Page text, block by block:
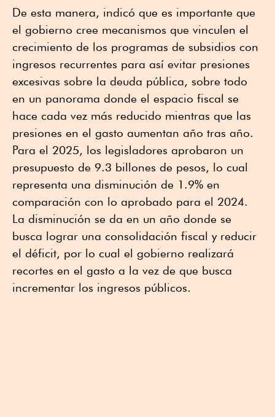
De esta manera, indicó que es importante que
el gobierno cree mecanismos que vinculen el
crecimiento de los programas de subsidios con
ingresos recurrentes para así evitar presiones
excesivas sobre la deuda pública, sobre todo
en un panorama donde el espacio fiscal se
hace cada vez más reducido mientras que las
presiones en el gasto aumentan año tras año.
Para el 2025, los legisladores aprobaron un
presupuesto de 9.3 billones de pesos, lo cual
representa una disminución de 1.9% en
comparación con lo aprobado para el 2024.
La disminución se da en un año donde se
busca lograr una consolidación fiscal y reducir
el déficit, por lo cual el gobierno realizará
recortes en el gasto a la vez de que busca
incrementar los ingresos públicos.